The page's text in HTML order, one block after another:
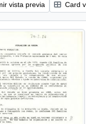
vista previa Card